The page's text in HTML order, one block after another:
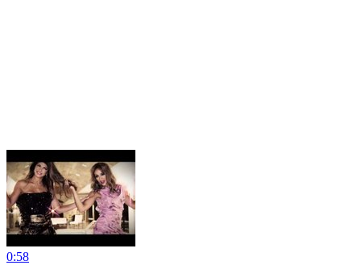
0:58